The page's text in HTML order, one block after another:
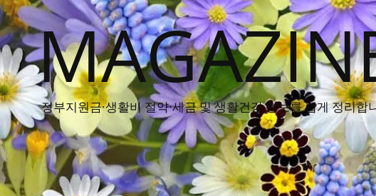
정부지원금·생활비 절약·세금 및 생활건강 정보를 쉽게 정리합